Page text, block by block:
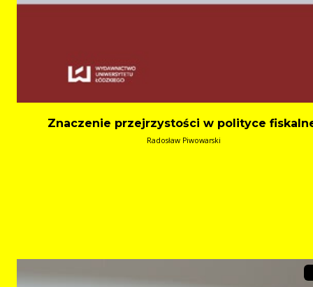
Znaczenie przejrzystości w polityce
Radosław Piwowarski